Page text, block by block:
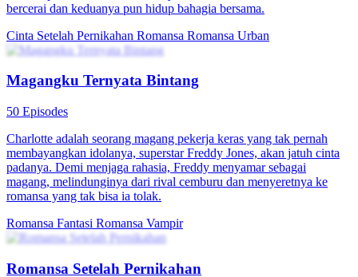
bercerai dan keduanya pun hidup bahagia bersama.
Cinta Setelah Pernikahan Romansa Romansa Urban
Magangku Ternyata Bintang
50 Episodes
Charlotte adalah seorang magang pekerja keras yang tak pernah
membayangkan idolanya, superstar Freddy Jones, akan jatuh cinta
padanya. Demi menjaga rahasia, Freddy menyamar sebagai
magang, melindunginya dari rival cemburu dan menyeretnya ke
romansa yang tak bisa ia tolak.
Romansa Fantasi Romansa Vampir
Romansa Setelah Pernikahan